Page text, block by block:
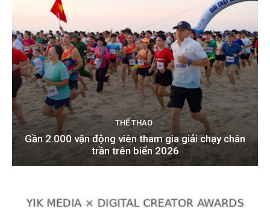
THỂ THAO
Gần 2.000 vận động viên tham gia giải chạy chân
trần trên biển 2026